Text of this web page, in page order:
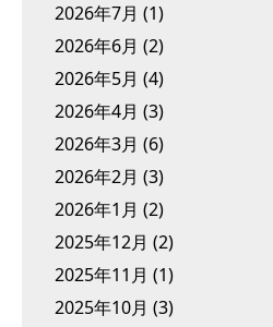
2026年7月 (1)
2026年6月 (2)
2026年5月 (4)
2026年4月 (3)
2026年3月 (6)
2026年2月 (3)
2026年1月 (2)
2025年12月 (2)
2025年11月 (1)
2025年10月 (3)